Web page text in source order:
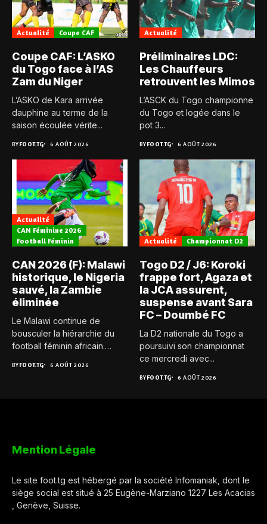
Actualité Coupe CAF
Coupe CAF: L’ASKO
du Togo face à l’AS
Zam du Niger
L’ASKO de Kara arrivée
dauphine au terme de la
saison écoulée vérite...
BYFOOT.TG 6 AOÛT 2026
Actualité
Préliminaires LDC:
Les Chauffeurs
retrouvent les Mimos
L’ASCK du Togo championne
du Togo et logée dans le
pot 3...
BYFOOT.TG 6 AOÛT 2026
Actualité
CAN Féminine 2026
Football Féminin
CAN 2026 (F): Malawi
historique, le Nigeria
sauvé, la Zambie
éliminée
Le Malawi continue de
bousculer la hiérarchie du
football féminin africain.
BYFOOT.TG 6 AOÛT 2026
Actualité Championnat D2
Togo D2 / J6: Koroki
frappe fort, Agaza et
la JCA assurent,
suspense avant Sara
FC – Doumbé FC
La D2 nationale du Togo a
poursuivi son championnat
ce mercredi avec...
BYFOOT.TG 6 AOÛT 2026
Mention Légale
Le site foot.tg est hébergé par la société Infomaniak, dont le
siège social est situé à 25 Eugène-Marziano 1227 Les Acacias
, Genève, Suisse.